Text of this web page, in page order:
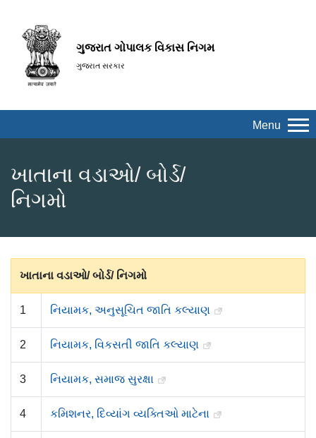
ગુજરાત ગોપાલક વિકાસ નિગમ
ગુજરાત સરકાર
Menu
ખાતાના વડાઓ/ બોર્ડ/
નિગમો
ખાતાના વડાઓ/ બોર્ડ/ નિગમો
1 નિયામક, અનુસૂચિત જાતિ કલ્યાણ
2 નિયામક, વિકસતી જાતિ કલ્યાણ
3 નિયામક, સમાજ સુરક્ષા
4 કમિશનર, દિવ્યાંગ વ્યક્તિઓ માટેના